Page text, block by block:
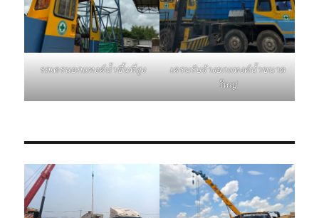
รถเครนยกแทงค์น้ำขึ้นที่สูง
เครนรับจ้างยกแทงค์น้ำขนาด
ใหญ่